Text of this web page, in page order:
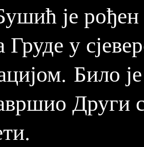
је
у
Било
Други